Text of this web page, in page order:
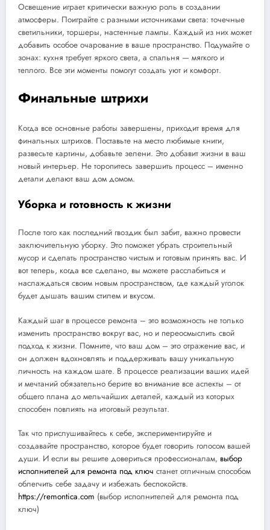
Освещение играет критически важную роль в создании
атмосферы. Поиграйте с разными источниками света: точечные
светильники, торшеры, настенные лампы. Каждый из них может
добавить особое очарование в ваше пространство. Подумайте о
зонах: кухня требует яркого света, а спальня — мягкого и
теплого. Все эти моменты помогут создать уют и комфорт.
Финальные штрихи
Когда все основные работы завершены, приходит время для
финальных штрихов. Поставьте на место любимые книги,
развесьте картины, добавьте зелени. Это добавит жизни в ваш
новый интерьер. Не торопитесь завершить процесс – именно
детали делают ваш дом домом.
Уборка и готовность к жизни
После того как последний гвоздик был забит, важно провести
заключительную уборку. Это поможет убрать строительный
мусор и сделать пространство чистым и готовым принять вас. И
вот теперь, когда все сделано, вы можете расслабиться и
наслаждаться своим новым пространством, где каждый уголок
будет дышать вашим стилем и вкусом.
Каждый шаг в процессе ремонта – это возможность не только
изменить пространство вокруг вас, но и переосмыслить свой
подход к жизни. Помните, что ваш дом – это отражение вас, и
он должен вдохновлять и поддерживать вашу уникальную
личность на каждом шаге. В процессе реализации ваших идей
и мечтаний обязательно берите во внимание все аспекты – от
общего плана до мельчайших деталей, каждый из которых
способен повлиять на итоговый результат.
Так что прислушивайтесь к себе, экспериментируйте и
создавайте пространство, которое будет говорить голосом вашей
души. И если вы решите довериться профессионалам, выбор
исполнителей для ремонта под ключ станет отличным способом
облегчить себе задачу и избежать беспокойств.
https://remontica.com (выбор исполнителей для ремонта под
ключ)